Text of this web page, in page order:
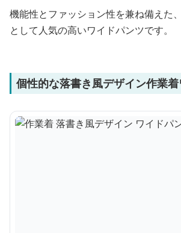
機能性とファッション性を兼ね備えた
として人気の高いワイドパンツです。
個性的な落書き風デザイン作業